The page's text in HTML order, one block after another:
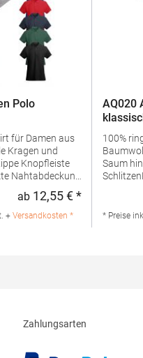
Polo
für Damen aus
40 °C
210
Regulärer
ab 12,55 € *
+ Versandkosten *
AQ020
100%
Baumwolle Taillierte Form Mit
Saum
g/
* Preise
Zahlungsarten